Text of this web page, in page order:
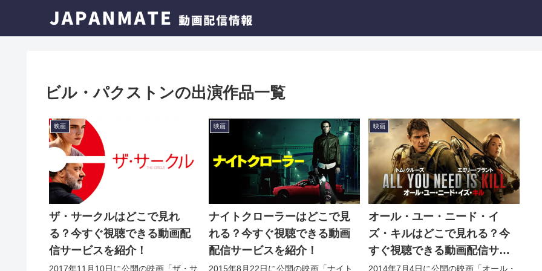
ビル・パクストンの出演作品一覧
映画
ザ・サークルはどこで見れ
る？今すぐ視聴できる動画配
信サービスを紹介！
2017年11月10日に公開の映画「ザ・サ
映画
ナイトクローラーはどこで見
れる？今すぐ視聴できる動画
配信サービスを紹介！
2015年8月22日に公開の映画「ナイト
映画
オール・ユー・ニード・イ
ズ・キルはどこで見れる？今
すぐ視聴できる動画配信サー
ビスを紹介！
2014年7月4日に公開の映画「オール・